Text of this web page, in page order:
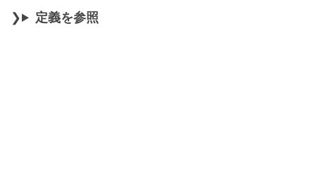
定義を参照